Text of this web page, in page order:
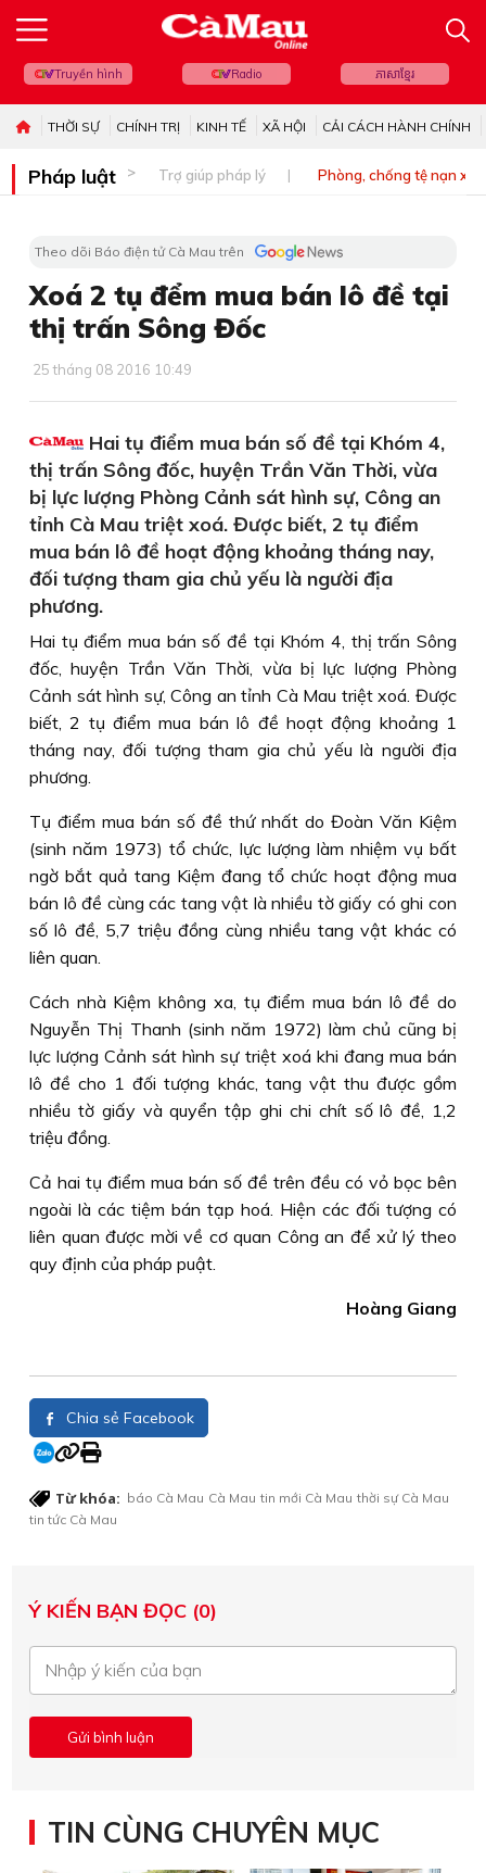
Truyền hình Radio ភាសាខ្មែរ
THỜI SỰ CHÍNH TRỊ KINH TẾ XÃ HỘI CẢI CÁCH HÀNH CHÍNH
Pháp luật Trợ giúp pháp lý Phòng, chống tệ nạn xã
Theo dõi Báo điện tử Cà Mau trên
Xoá 2 tụ đểm mua bán lô đề tại
thị trấn Sông Đốc
25 tháng 08 2016 10:49
Hai tụ điểm mua bán số đề tại Khóm 4,
thị trấn Sông đốc, huyện Trần Văn Thời, vừa
bị lực lượng Phòng Cảnh sát hình sự, Công an
tỉnh Cà Mau triệt xoá. Được biết, 2 tụ điểm
mua bán lô đề hoạt động khoảng tháng nay,
đối tượng tham gia chủ yếu là người địa
phương.
Hai tụ điểm mua bán số đề tại Khóm 4, thị trấn Sông
đốc, huyện Trần Văn Thời, vừa bị lực lượng Phòng
Cảnh sát hình sự, Công an tỉnh Cà Mau triệt xoá. Được
biết, 2 tụ điểm mua bán lô đề hoạt động khoảng 1
tháng nay, đối tượng tham gia chủ yếu là người địa
phương.
Tụ điểm mua bán số đề thứ nhất do Đoàn Văn Kiệm
(sinh năm 1973) tổ chức, lực lượng làm nhiệm vụ bất
ngờ bắt quả tang Kiệm đang tổ chức hoạt động mua
bán lô đề cùng các tang vật là nhiều tờ giấy có ghi con
số lô đề, 5,7 triệu đồng cùng nhiều tang vật khác có
liên quan.
Cách nhà Kiệm không xa, tụ điểm mua bán lô đề do
Nguyễn Thị Thanh (sinh năm 1972) làm chủ cũng bị
lực lượng Cảnh sát hình sự triệt xoá khi đang mua bán
lô đề cho 1 đối tượng khác, tang vật thu được gồm
nhiều tờ giấy và quyển tập ghi chi chít số lô đề, 1,2
triệu đồng.
Cả hai tụ điểm mua bán số đề trên đều có vỏ bọc bên
ngoài là các tiệm bán tạp hoá. Hiện các đối tượng có
liên quan được mời về cơ quan Công an để xử lý theo
quy định của pháp puật.
Hoàng Giang
Chia sẻ Facebook
Từ khóa: báo Cà Mau Cà Mau tin mới Cà Mau thời sự Cà Mau
tin tức Cà Mau
Ý KIẾN BẠN ĐỌC (0)
TIN CÙNG CHUYÊN MỤC